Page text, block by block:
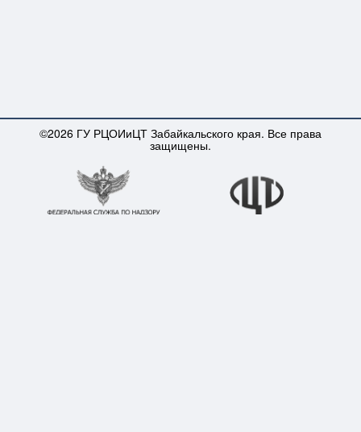
©2026 ГУ РЦОИиЦТ Забайкальского края. Все права
защищены.